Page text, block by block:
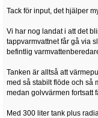
Tack för input, det hjälper
Vi har nog landat i att det
tappvarmvattnet får gå via
befintlig
Tanken är alltså att
med så stabilt flöde och så
medan golvvärmen fortsatt
Med 300 liter tank plus